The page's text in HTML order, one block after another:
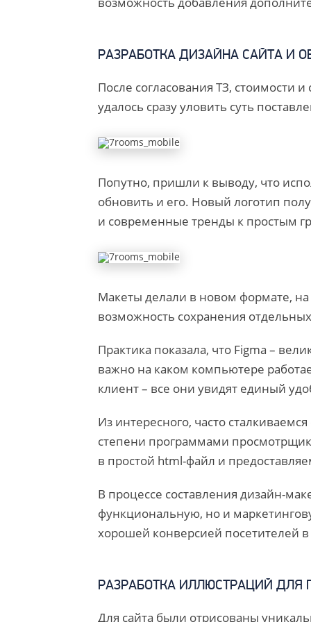
РАЗРАБОТКА ДИЗАЙНА САЙТА И
После согласования ТЗ, стоимости
удалось сразу уловить суть
Попутно, пришли к выводу, что
обновить и его. Новый логотип
и современные тренды к простым
Макеты делали в новом формате,
возможность сохранения
Практика показала, что Figma –
важно на каком компьютере
клиент – все они увидят единый
Из интересного, часто
степени программами
в простой html-файл и
В процессе составления дизайн-
функциональную, но и
хорошей конверсией посетителей
РАЗРАБОТКА ИЛЛЮСТРАЦИЙ ДЛЯ
Для сайта были отрисованы